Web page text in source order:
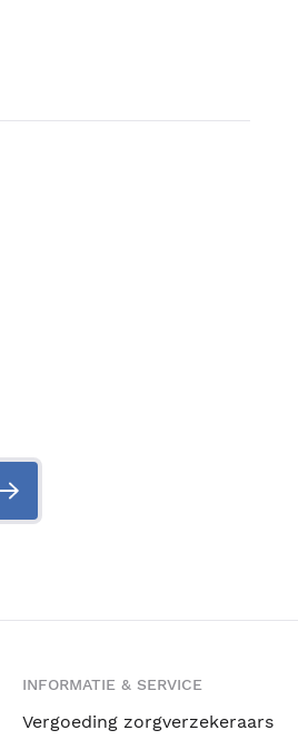
INFORMATIE & SERVICE
Vergoeding zorgverzekeraars